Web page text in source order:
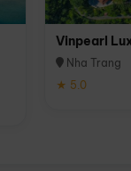
Vinpearl
Nha Trang
★ 5.0